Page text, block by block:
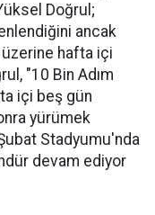
Doğrul;
ancak
hafta içi
"10 Bin Adım
içi beş gün
yürümek
Stadyumu'nda
devam ediyor